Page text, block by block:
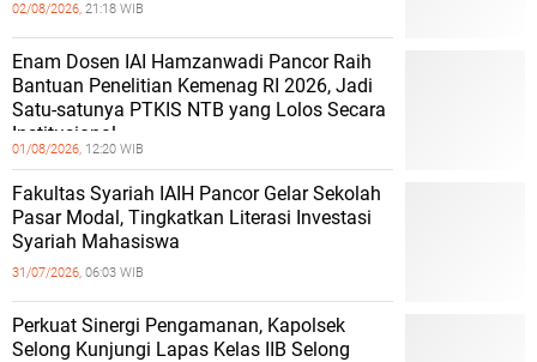
02/08/2026, 21:18 WIB
Enam Dosen IAI Hamzanwadi Pancor Raih
Bantuan Penelitian Kemenag RI 2026, Jadi
Satu-satunya PTKIS NTB yang Lolos Secara
Institusional
01/08/2026, 12:20 WIB
Fakultas Syariah IAIH Pancor Gelar Sekolah
Pasar Modal, Tingkatkan Literasi Investasi
Syariah Mahasiswa
31/07/2026, 06:03 WIB
Perkuat Sinergi Pengamanan, Kapolsek
Selong Kunjungi Lapas Kelas IIB Selong